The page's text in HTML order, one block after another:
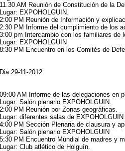
11.30 AM Reunión de Constitución de la
Lugar: EXPOHOLGUIN.
2:00 PM Reunión de Información y
2:30 PM Informe del cumplimiento de los
3:00 pm Intercambio con los familiares de
Lugar: EXPOHOLGUIN
8:30 PM Encuentro en los Comités de
Dia 29-11-2012
09:00 AM Informe de las delegaciones en
Lugar: Salón plenario EXPOHOLGUIN.
2:00 PM Reunión por Zonas geográficas.
Lugar: diferentes salas de EXPOHOLGUIN
4:00 PM Sección Plenaria de clausura y
Lugar: Salón plenario EXPOHOLGUIN
5:30 PM Encuentro Mundial de madres y
Lugar: Club atlético de Holguín.